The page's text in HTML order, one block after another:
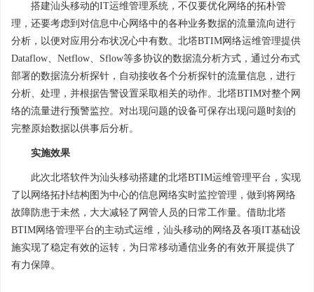
搭建汕头移动的IT运维管理系统，不仅要优化网络的拓朴管
理，还要考虑到对信息中心网络中的各种业务数据的流量流向进行
分析，以便对应用分布状况心中有数。北塔BTIM网络运维管理提供
Dataflow、Netflow、Sflow等多协议的数据流分析方式，通过分布式
部署的数据流分析探针，自动接收各个分析探针的流量信息，进行
分析、处理，并根据告警设置采取相关的动作。北塔BTIM对整个网
络的流量进行预警监控。对出现问题的设备可保存出现问题时刻的
完整原始数据以供事后分析。
实施效果
此次北塔软件为汕头移动搭建的北塔BTIM运维管理平台，实现
了以网络拓扑结构图为中心的信息网络实时监控管理，做到将网络
故障防患于未然，大大减轻了网管人员的日常工作量。借助北塔
BTIM网络管理平台的主动式运维，汕头移动的网络及各项IT基础设
施实现了稳定有效的运转，为日常移动通信业务的有效开展提供了
有力保障。